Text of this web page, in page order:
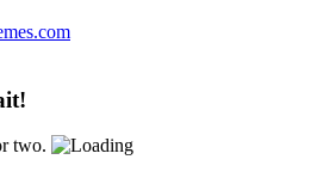
two.